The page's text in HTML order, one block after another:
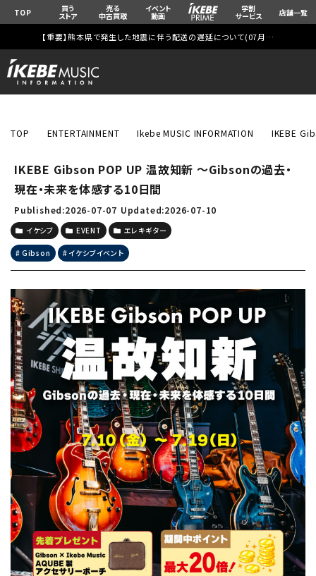
TOP 買う
ストア
売る
中古買取
イベント
動画
学割
サービス 店舗一覧
【重要】熊本県で発生した地震に伴う配送の遅延について(07月29日
TOP ENTERTAINMENT Ikebe MUSIC INFORMATION IKEBE
IKEBE Gibson POP UP 温故知新 ～Gibsonの過去・
現在・未来を体感する10日間
Published:2026-07-07 Updated:2026-07-10
イケシブ EVENT エレキギター
Gibson イケシブイベント